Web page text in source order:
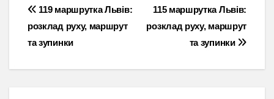
Навігація
записів
115 маршрутка Львів:
розклад руху, маршрут
та зупинки
119 маршрутка Львів:
розклад руху, маршрут
та зупинки